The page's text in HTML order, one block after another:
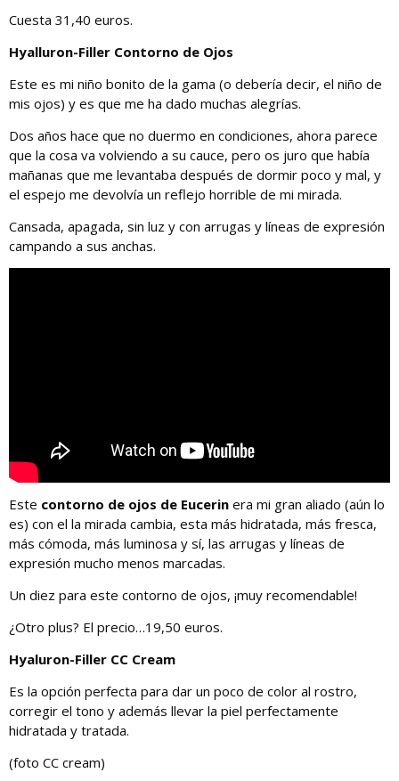
Cuesta 31,40 euros.
Hyalluron-Filler Contorno de Ojos
Este es mi niño bonito de la gama (o debería decir, el niño de
mis ojos) y es que me ha dado muchas alegrías.
Dos años hace que no duermo en condiciones, ahora parece
que la cosa va volviendo a su cauce, pero os juro que había
mañanas que me levantaba después de dormir poco y mal, y
el espejo me devolvía un reflejo horrible de mi mirada.
Cansada, apagada, sin luz y con arrugas y líneas de expresión
campando a sus anchas.
Este contorno de ojos de Eucerin era mi gran aliado (aún lo
es) con el la mirada cambia, esta más hidratada, más fresca,
más cómoda, más luminosa y sí, las arrugas y líneas de
expresión mucho menos marcadas.
Un diez para este contorno de ojos, ¡muy recomendable!
¿Otro plus? El precio…19,50 euros.
Hyaluron-Filler CC Cream
Es la opción perfecta para dar un poco de color al rostro,
corregir el tono y además llevar la piel perfectamente
hidratada y tratada.
(foto CC cream)